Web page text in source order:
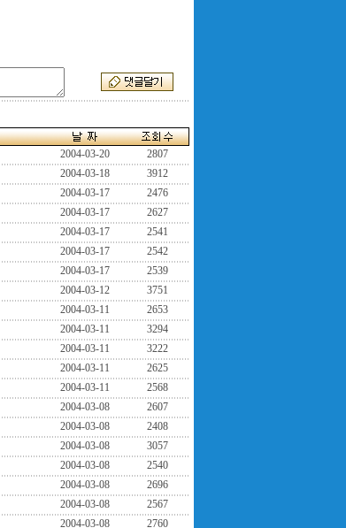
2004-03-20
2807
2004-03-18
3912
2004-03-17
2476
2004-03-17
2627
2004-03-17
2541
2004-03-17
2542
2004-03-17
2539
2004-03-12
3751
2004-03-11
2653
2004-03-11
3294
2004-03-11
3222
2004-03-11
2625
2004-03-11
2568
2004-03-08
2607
2004-03-08
2408
2004-03-08
3057
2004-03-08
2540
2004-03-08
2696
2004-03-08
2567
2004-03-08 2760